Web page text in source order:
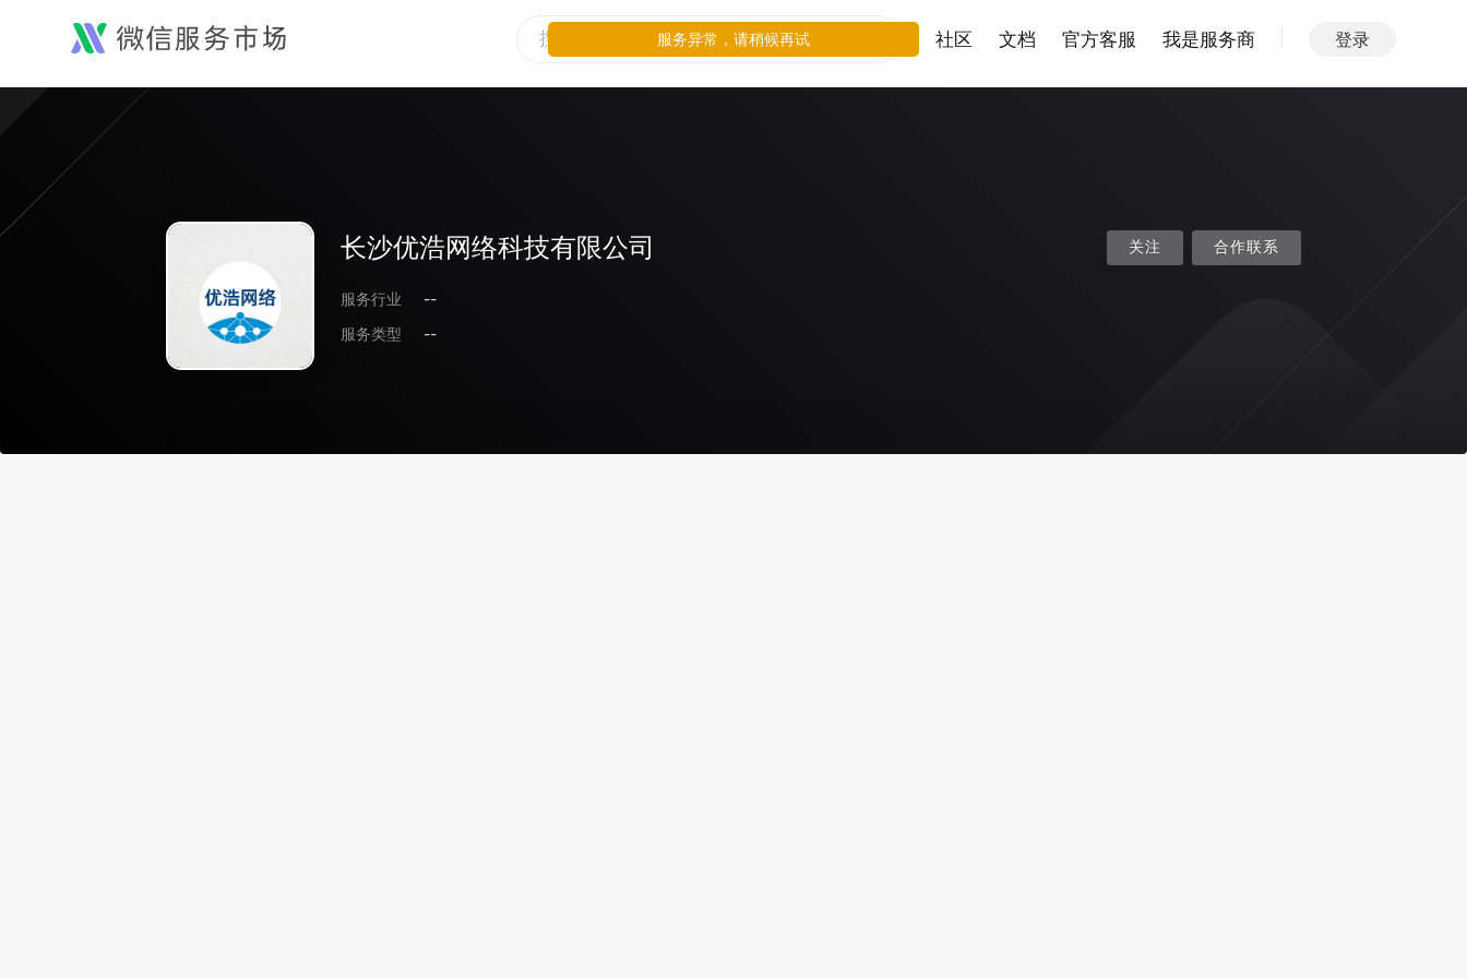
社区 文档 官方客服 我是服务商 登录
长沙优浩网络科技有限公司
服务行业
--
服务类型
--
关注 合作联系
服务异常，请稍候再试